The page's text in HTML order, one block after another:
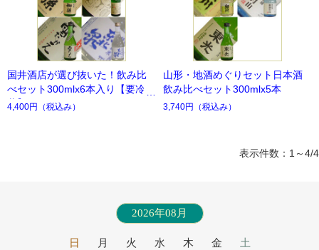
国井酒店が選び抜いた！飲み比
べセット300mlx6本入り【要冷
蔵】
4,400円 （税込み）
山形・地酒めぐりセット日本酒
飲み比べセット300mlx5本
3,740円 （税込み）
表示件数：1～4/4
2026年08月
日 月 火 水 木 金
土